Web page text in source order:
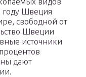
году Швеция
свободной от
Швеции
источники
дают